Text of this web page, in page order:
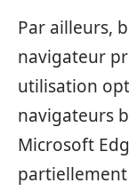
Par ailleurs,
navigateur
utilisation
navigateurs
Microsoft